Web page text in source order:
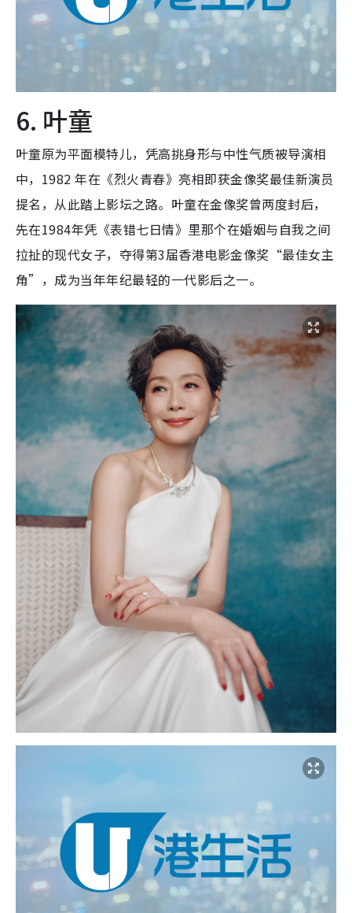
6. 叶童
叶童原为平面模特儿，凭高挑身形与中性气质被导演相
中，1982 年在《烈火青春》亮相即获金像奖最佳新演员
提名，从此踏上影坛之路。叶童在金像奖曾两度封后，
先在1984年凭《表错七日情》里那个在婚姻与自我之间
拉扯的现代女子，夺得第3届香港电影金像奖“最佳女主
角”，成为当年年纪最轻的一代影后之一。